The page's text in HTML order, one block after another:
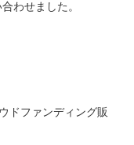
わせました。
ドファンディング販